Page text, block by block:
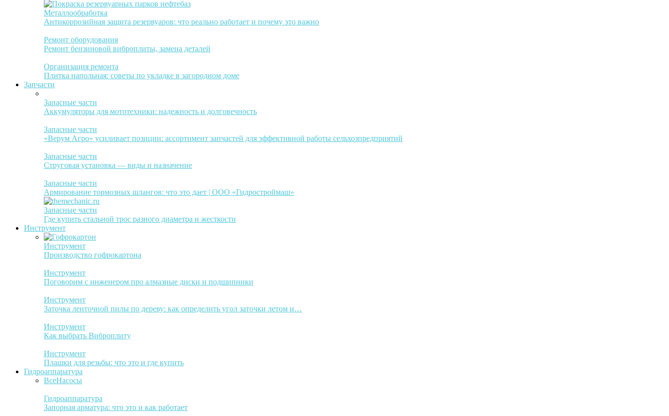
Металлообработка
Антикоррозийная защита резервуаров: что реально работает и почему это важно
Ремонт оборудования
Ремонт бензиновой виброплиты, замена деталей
Организация ремонта
Плитка напольная: советы по укладке в загородном доме
Запчасти
Запасные части
Аккумуляторы для мототехники: надежность и долговечность
Запасные части
«Верум Агро» усиливает позиции: ассортимент запчастей для эффективной работы сельхозпредприятий
Запасные части
Струговая установка — виды и назначение
Запасные части
Армирование тормозных шлангов: что это дает | ООО «Гидростроймаш»
Запасные части
Где купить стальной трос разного диаметра и жесткости
Инструмент
Инструмент
Производство гофрокартона
Инструмент
Поговорим с инженером про алмазные диски и подшипники
Инструмент
Заточка ленточной пилы по дереву: как определить угол заточки летом и…
Инструмент
Как выбрать Виброплиту
Инструмент
Плашки для резьбы: что это и где купить
Гидроаппаратура
ВсеНасосы
Гидроаппаратура
Запорная арматура: что это и как работает